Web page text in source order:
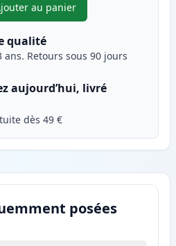
ajuster
au panier
,Canon CL-51 cartouche
qualité
ans. Retours sous 90 jours
aujourd’hui, livré
dès 49 €
posées